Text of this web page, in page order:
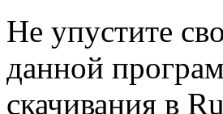
Не упустите
данной
скачивания в